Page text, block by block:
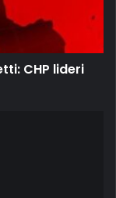
CHP lideri